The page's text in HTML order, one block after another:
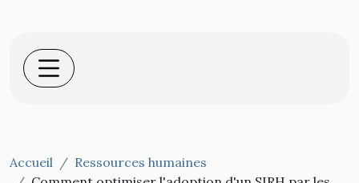
Accueil
Ressources humaines